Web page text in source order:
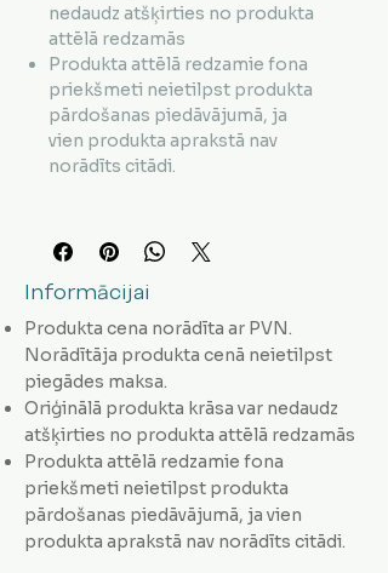
nedaudz atšķirties no produkta
attēlā redzamās
Produkta attēlā redzamie fona
priekšmeti neietilpst produkta
pārdošanas piedāvājumā, ja
vien produkta aprakstā nav
norādīts citādi.
Informācijai
Produkta cena norādīta ar PVN.
Norādītāja produkta cenā neietilpst
piegādes maksa.
Oriģinālā produkta krāsa var nedaudz
atšķirties no produkta attēlā redzamās
Produkta attēlā redzamie fona
priekšmeti neietilpst produkta
pārdošanas piedāvājumā, ja vien
produkta aprakstā nav norādīts citādi.